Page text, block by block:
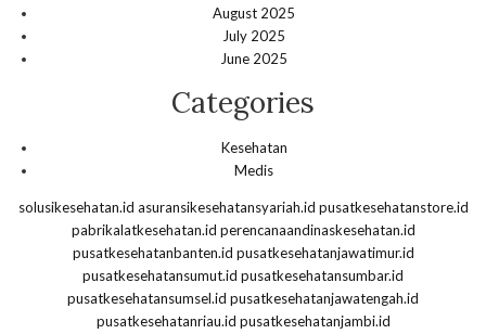
August 2025
July 2025
June 2025
Categories
Kesehatan
Medis
solusikesehatan.id asuransikesehatansyariah.id pusatkesehatanstore.id
pabrikalatkesehatan.id perencanaandinaskesehatan.id
pusatkesehatanbanten.id pusatkesehatanjawatimur.id
pusatkesehatansumut.id pusatkesehatansumbar.id
pusatkesehatansumsel.id pusatkesehatanjawatengah.id
pusatkesehatanriau.id pusatkesehatanjambi.id